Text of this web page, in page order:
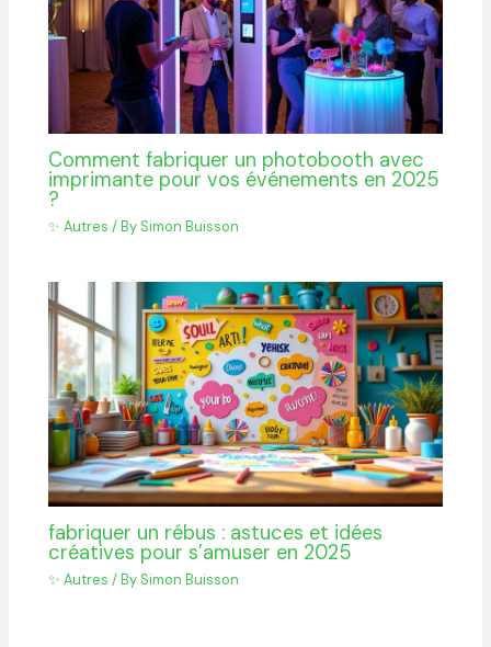
Comment fabriquer un photobooth avec
imprimante pour vos événements en 2025
?
✨ Autres / By Simon Buisson
fabriquer un rébus : astuces et idées
créatives pour s’amuser en 2025
✨ Autres / By Simon Buisson